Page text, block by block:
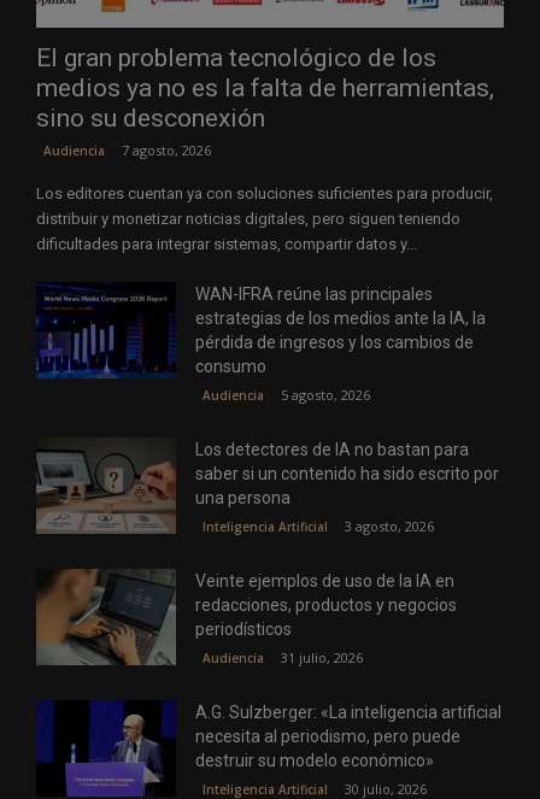
El gran problema tecnológico de los
medios ya no es la falta de herramientas,
sino su desconexión
Audiencia 7 agosto, 2026
Los editores cuentan ya con soluciones suficientes para producir,
distribuir y monetizar noticias digitales, pero siguen teniendo
dificultades para integrar sistemas, compartir datos y...
WAN-IFRA reúne las principales
estrategias de los medios ante la IA, la
pérdida de ingresos y los cambios de
consumo
Audiencia 5 agosto, 2026
Los detectores de IA no bastan para
saber si un contenido ha sido escrito por
una persona
Inteligencia Artificial 3 agosto, 2026
Veinte ejemplos de uso de la IA en
redacciones, productos y negocios
periodísticos
Audiencia 31 julio, 2026
A.G. Sulzberger: «La inteligencia artificial
necesita al periodismo, pero puede
destruir su modelo económico»
Inteligencia Artificial 30 julio, 2026